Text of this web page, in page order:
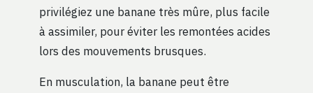
privilégiez une banane très mûre, plus facile
à assimiler, pour éviter les remontées acides
lors des mouvements brusques.
En musculation, la banane peut être